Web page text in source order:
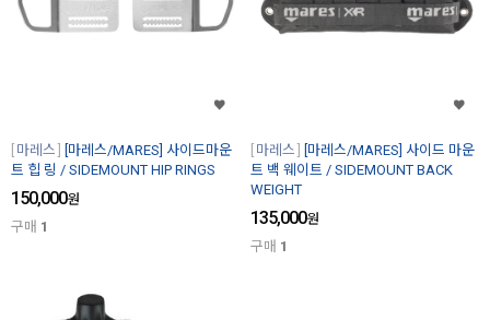
마레스
[마레스/MARES] 사이드마운
트 힙 링 / SIDEMOUNT HIP RINGS
150,000원
구매 1
마레스
[마레스/MARES] 사이드 마운
트 백 웨이트 / SIDEMOUNT BACK
WEIGHT
135,000원
구매 1